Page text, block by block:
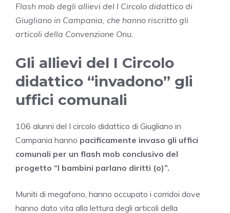
Flash mob degli allievi del I Circolo didattico di
Giugliano in Campania, che hanno riscritto gli
articoli della Convenzione Onu.
Gli allievi del I Circolo
didattico “invadono” gli
uffici comunali
106 alunni del I circolo didattico di Giugliano in
Campania hanno pacificamente invaso gli uffici
comunali per un flash mob conclusivo del
progetto “I bambini parlano diritti (o)”.
Muniti di megafono, hanno occupato i corridoi dove
hanno dato vita alla lettura degli articoli della